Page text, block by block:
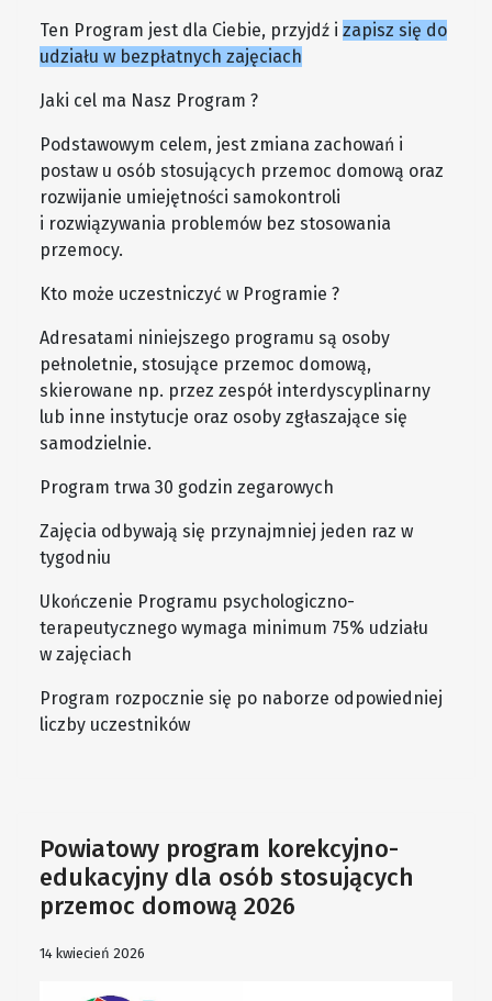
Ten Program jest dla Ciebie, przyjdź i zapisz się do
udziału w bezpłatnych zajęciach
Jaki cel ma Nasz Program ?
Podstawowym celem, jest zmiana zachowań i
postaw u osób stosujących przemoc domową oraz
rozwijanie umiejętności samokontroli
i rozwiązywania problemów bez stosowania
przemocy.
Kto może uczestniczyć w Programie ?
Adresatami niniejszego programu są osoby
pełnoletnie, stosujące przemoc domową,
skierowane np. przez zespół interdyscyplinarny
lub inne instytucje oraz osoby zgłaszające się
samodzielnie.
Program trwa 30 godzin zegarowych
Zajęcia odbywają się przynajmniej jeden raz w
tygodniu
Ukończenie Programu psychologiczno-
terapeutycznego wymaga minimum 75% udziału
w zajęciach
Program rozpocznie się po naborze odpowiedniej
liczby uczestników
Powiatowy program korekcyjno-
edukacyjny dla osób stosujących
przemoc domową 2026
14 kwiecień 2026